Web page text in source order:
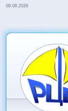
09.08.2026